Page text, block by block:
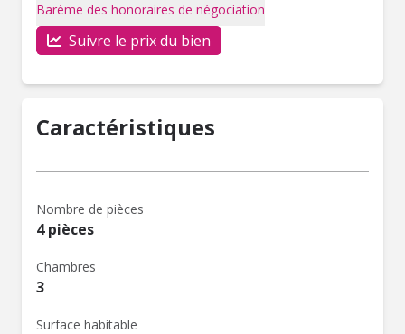
Barème des honoraires de négociation
Suivre le prix du bien
Caractéristiques
Nombre de pièces
4 pièces
Chambres
3
Surface habitable